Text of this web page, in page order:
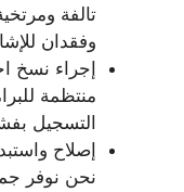
تالفة
وفقدان
إجراء نسخ
منتظمة
التسجيل
إصلاح
نحن نوفر